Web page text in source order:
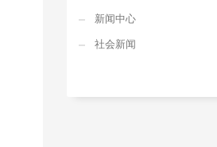
新闻中心
社会新闻